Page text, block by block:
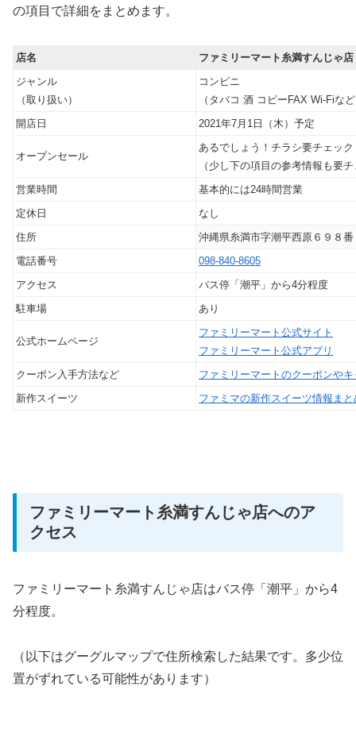
の項目で詳細をまとめます。
店名
ファミリーマート糸満すんじゃ店
ジャンル
（取り扱い）
コンビニ
（タバコ 酒 コピーFAX Wi-Fiな
開店日
2021年7月1日（木）予定
オープンセール
あるでしょう！チラシ要チェック
（少し下の項目の参考情報も要
営業時間
基本的には24時間営業
定休日
なし
住所
沖縄県糸満市字潮平西原６９８
電話番号
098-840-8605
アクセス
バス停「潮平」から4分程度
駐車場
あり
公式ホームページ
ファミリーマート公式サイト
ファミリーマート公式アプリ
クーポン入手方法など
ファミリーマートのクーポンや
新作スイーツ
ファミマの新作スイーツ情報まと
ファミリーマート糸満すんじゃ店へのア
クセス
ファミリーマート糸満すんじゃ店はバス停「潮平」から4
分程度。
（以下はグーグルマップで住所検索した結果です。多少位
置がずれている可能性があります）